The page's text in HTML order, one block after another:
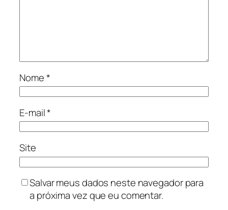
Nome*
E-mail*
Site
Salvar meus dados neste navegador para
a próxima vez que eu comentar.